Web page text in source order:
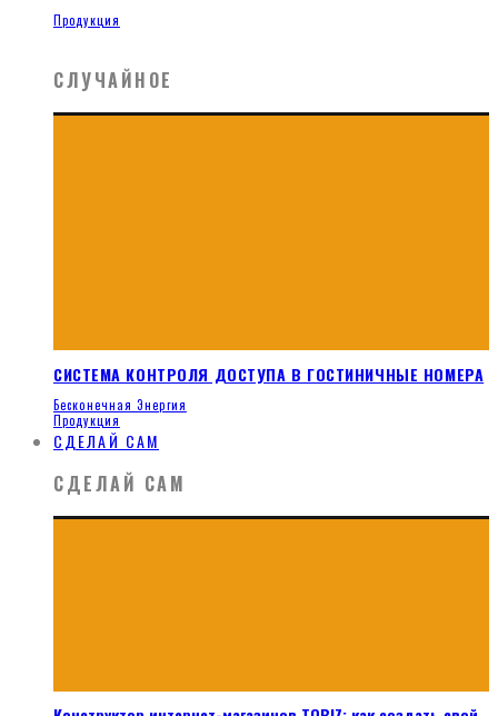
Продукция
СЛУЧАЙНОЕ
СИСТЕМА КОНТРОЛЯ ДОСТУПА В ГОСТИНИЧНЫЕ НОМЕРА
Бесконечная Энергия
Продукция
СДЕЛАЙ САМ
СДЕЛАЙ САМ